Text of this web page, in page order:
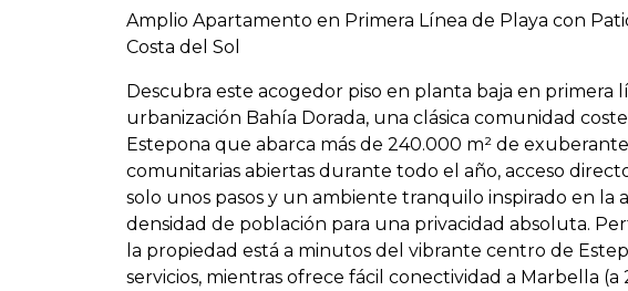
Amplio Apartamento en Primera Línea de Playa con
Costa del Sol
Descubra este acogedor piso en planta baja en primera
urbanización Bahía Dorada, una clásica comunidad
Estepona que abarca más de 240.000 m² de
comunitarias abiertas durante todo el año, acceso
solo unos pasos y un ambiente tranquilo inspirado en la
densidad de población para una privacidad absoluta.
la propiedad está a minutos del vibrante centro de
servicios, mientras ofrece fácil conectividad a Marbella